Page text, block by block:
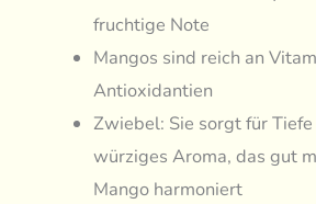
fruchtige Note
Mangos sind reich an
Antioxidantien
Zwiebel: Sie sorgt für
würziges Aroma, das gut
Mango harmoniert